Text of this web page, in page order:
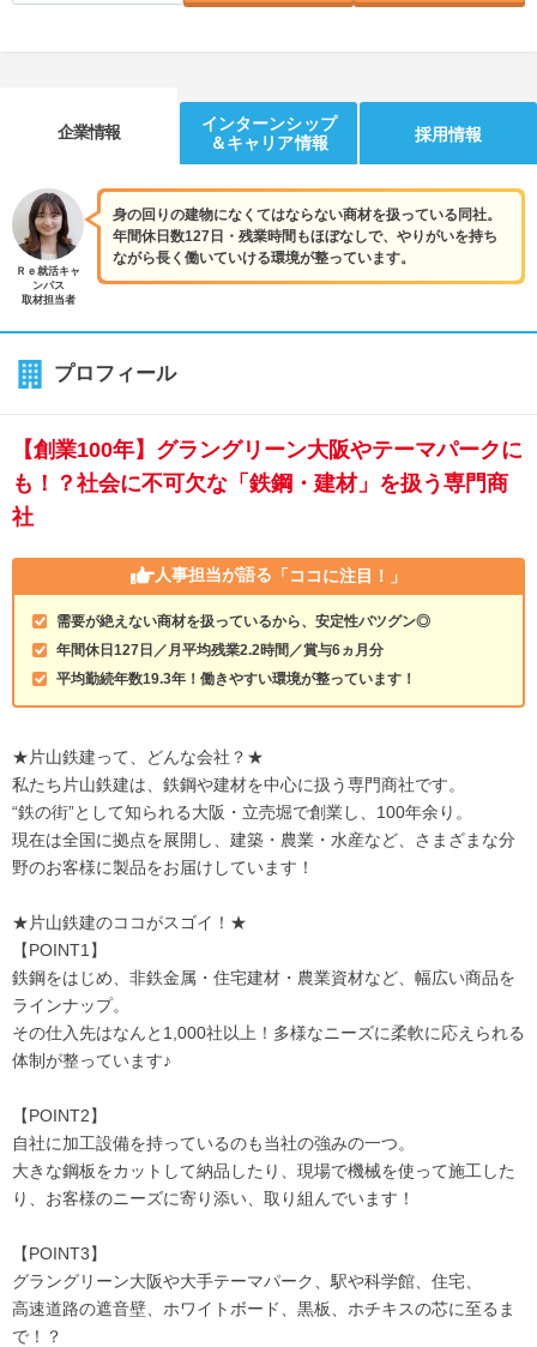
企業情報
インターンシップ
＆キャリア情報
採用情報
身の回りの建物になくてはならない商材を扱っている同社。
年間休日数127日・残業時間もほぼなしで、やりがいを持ち
ながら長く働いていける環境が整っています。
Ｒｅ就活キャ
ンパス
取材担当者
プロフィール
【創業100年】グラングリーン大阪やテーマパークに
も！？社会に不可欠な「鉄鋼・建材」を扱う専門商
社
人事担当が語る 「ココに注目！」
需要が絶えない商材を扱っているから、安定性バツグン◎
年間休日127日／月平均残業2.2時間／賞与6ヵ月分
平均勤続年数19.3年！働きやすい環境が整っています！
★片山鉄建って、どんな会社？★
私たち片山鉄建は、鉄鋼や建材を中心に扱う専門商社です。
“鉄の街”として知られる大阪・立売堀で創業し、100年余り。
現在は全国に拠点を展開し、建築・農業・水産など、さまざまな分
野のお客様に製品をお届けしています！
★片山鉄建のココがスゴイ！★
【POINT1】
鉄鋼をはじめ、非鉄金属・住宅建材・農業資材など、幅広い商品を
ラインナップ。
その仕入先はなんと1,000社以上！多様なニーズに柔軟に応えられる
体制が整っています♪
【POINT2】
自社に加工設備を持っているのも当社の強みの一つ。
大きな鋼板をカットして納品したり、現場で機械を使って施工した
り、お客様のニーズに寄り添い、取り組んでいます！
【POINT3】
グラングリーン大阪や大手テーマパーク、駅や科学館、住宅、
高速道路の遮音壁、ホワイトボード、黒板、ホチキスの芯に至るま
で！？